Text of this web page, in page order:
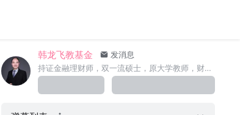
韩龙飞教基金
发消息
持证金融理财师，双一流硕士，原大学教师，财菲创始人；16年投资实战经验，9年理财教学经历；公众号：理财师韩龙飞